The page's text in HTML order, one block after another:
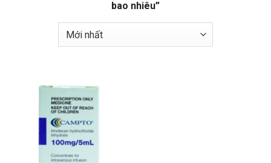
bao nhiêu”